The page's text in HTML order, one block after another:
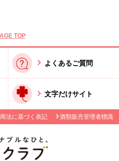
TOP
よくあるご質問
文字だけサイト
法に基づく表記 酒類販売管理者標識